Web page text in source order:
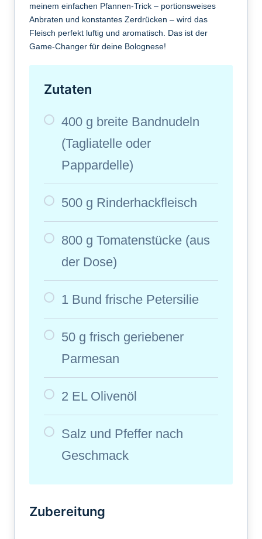
meinem einfachen Pfannen-Trick – portionsweises
Anbraten und konstantes Zerdrücken – wird das
Fleisch perfekt luftig und aromatisch. Das ist der
Game-Changer für deine Bolognese!
Zutaten
400 g breite Bandnudeln
(Tagliatelle oder
Pappardelle)
500 g Rinderhackfleisch
800 g Tomatenstücke (aus
der Dose)
1 Bund frische Petersilie
50 g frisch geriebener
Parmesan
2 EL Olivenöl
Salz und Pfeffer nach
Geschmack
Zubereitung